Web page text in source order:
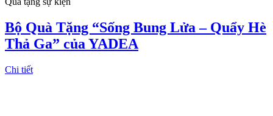
Bộ Quà Tặng “Sống Bung Lửa – Quẩy Hè
Thả Ga” của YADEA
Chi tiết